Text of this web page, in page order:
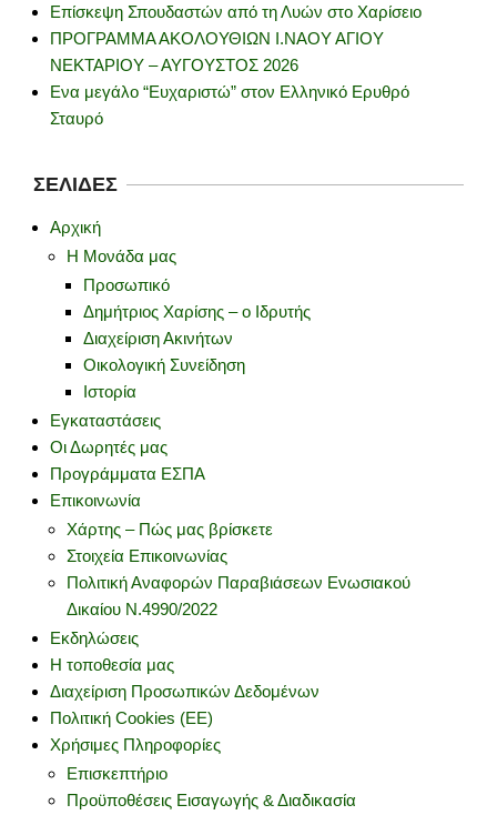
Επίσκεψη Σπουδαστών από τη Λυών στο Χαρίσειο
ΠΡΟΓΡΑΜΜΑ ΑΚΟΛΟΥΘΙΩΝ Ι.ΝΑΟΥ ΑΓΙΟΥ
ΝΕΚΤΑΡΙΟΥ – ΑΥΓΟΥΣΤΟΣ 2026
Ενα μεγάλο “Ευχαριστώ” στον Ελληνικό Ερυθρό
Σταυρό
ΣΕΛΊΔΕΣ
Αρχική
Η Μονάδα μας
Προσωπικό
Δημήτριος Χαρίσης – ο Ιδρυτής
Διαχείριση Ακινήτων
Οικολογική Συνείδηση
Ιστορία
Εγκαταστάσεις
Οι Δωρητές μας
Προγράμματα ΕΣΠΑ
Επικοινωνία
Χάρτης – Πώς μας βρίσκετε
Στοιχεία Επικοινωνίας
Πολιτική Αναφορών Παραβιάσεων Ενωσιακού
Δικαίου Ν.4990/2022
Εκδηλώσεις
Η τοποθεσία μας
Διαχείριση Προσωπικών Δεδομένων
Πολιτική Cookies (ΕΕ)
Χρήσιμες Πληροφορίες
Επισκεπτήριο
Προϋποθέσεις Εισαγωγής & Διαδικασία